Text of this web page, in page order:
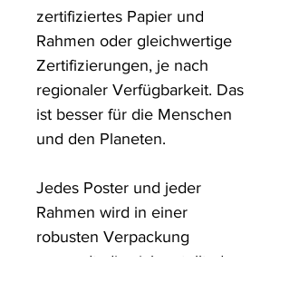
zertifiziertes Papier und
Rahmen oder gleichwertige
Zertifizierungen, je nach
regionaler Verfügbarkeit. Das
ist besser für die Menschen
und den Planeten.
Jedes Poster und jeder
Rahmen wird in einer
robusten Verpackung
versandt, die sicherstellt, dass